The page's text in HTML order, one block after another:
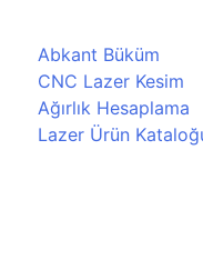
Abkant Büküm
CNC Lazer Kesim
Ağırlık Hesaplama
Lazer Ürün